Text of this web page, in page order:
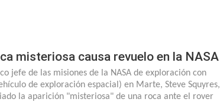
misteriosa causa revuelo en la NASA
jefe de las misiones de la NASA de exploración con
de exploración espacial) en Marte, Steve Squyres,
la aparición "misteriosa" de una roca ante el rover